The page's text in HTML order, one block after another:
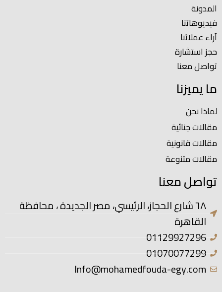
المدونة
فيديوهاتنا
آراء عملائنا
حجز استشارة
تواصل معنا
ما يميزنا
لماذا نحن
مقالات جنائية
مقالات قانونية
مقالات متنوعة
تواصل معنا
٦٨ شارع الحجاز، الرئيسي، مصر الجديدة ، محافظة
القاهرة
01129927296
01070077299
Info@mohamedfouda-egy.com